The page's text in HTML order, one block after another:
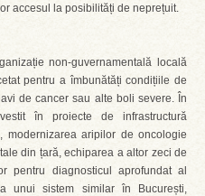
accesul la posibilități de neprețuit.
non-guvernamentală locală
pentru a îmbunătăți condițiile de
de cancer sau alte boli severe. În
în proiecte de infrastructură
modernizarea aripilor de oncologie
din țară, echiparea a altor zeci de
pentru diagnosticul aprofundat al
unui sistem similar în București,